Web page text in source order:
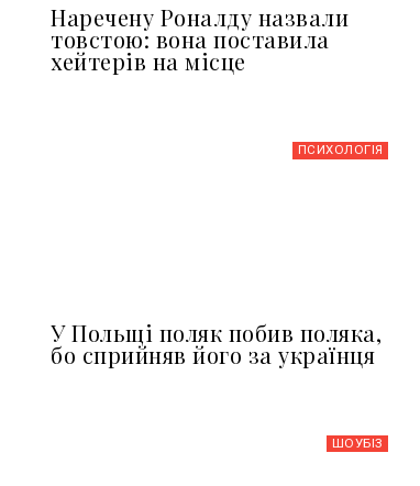
Наречену Роналду назвали
товстою: вона поставила
хейтерів на місце
ПСИХОЛОГІЯ
У Польщі поляк побив поляка,
бо сприйняв його за українця
ШОУБIЗ